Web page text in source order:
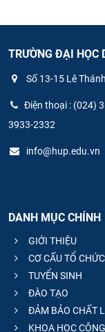
TRƯỜNG ĐẠI HỌC
Số 13-15 Lê
Điện thoại : (024)
3933-2332
info@hup.edu.vn
DANH MỤC CHÍNH
GIỚI THIỆU
CƠ CẤU TỔ CHỨC
TUYỂN SINH
ĐÀO TẠO
ĐẢM BẢO CHẤT
KHOA HỌC